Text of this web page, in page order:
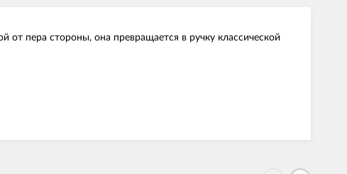
от пера стороны, она превращается в ручку классической